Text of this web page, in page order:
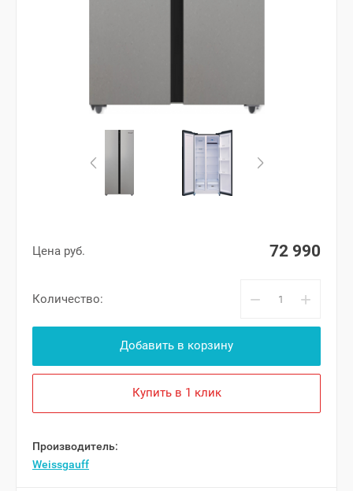
Цена руб. 72 990
Количество: − +
Добавить в корзину
Купить в 1 клик
Производитель:
Weissgauff